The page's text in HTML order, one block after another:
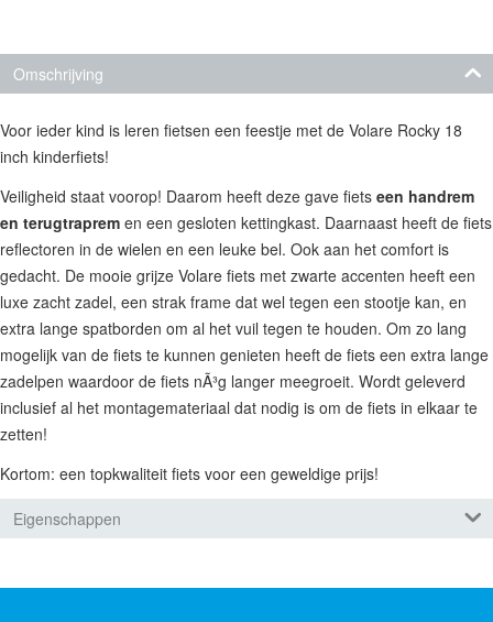
Omschrijving
Voor ieder kind is leren fietsen een feestje met de Volare Rocky 18
inch kinderfiets!
Veiligheid staat voorop! Daarom heeft deze gave fiets een handrem
en terugtraprem en een gesloten kettingkast. Daarnaast heeft de fiets
reflectoren in de wielen en een leuke bel. Ook aan het comfort is
gedacht. De mooie grijze Volare fiets met zwarte accenten heeft een
luxe zacht zadel, een strak frame dat wel tegen een stootje kan, en
extra lange spatborden om al het vuil tegen te houden. Om zo lang
mogelijk van de fiets te kunnen genieten heeft de fiets een extra lange
zadelpen waardoor de fiets nÃ³g langer meegroeit. Wordt geleverd
inclusief al het montagemateriaal dat nodig is om de fiets in elkaar te
zetten!
Kortom: een topkwaliteit fiets voor een geweldige prijs!
Eigenschappen